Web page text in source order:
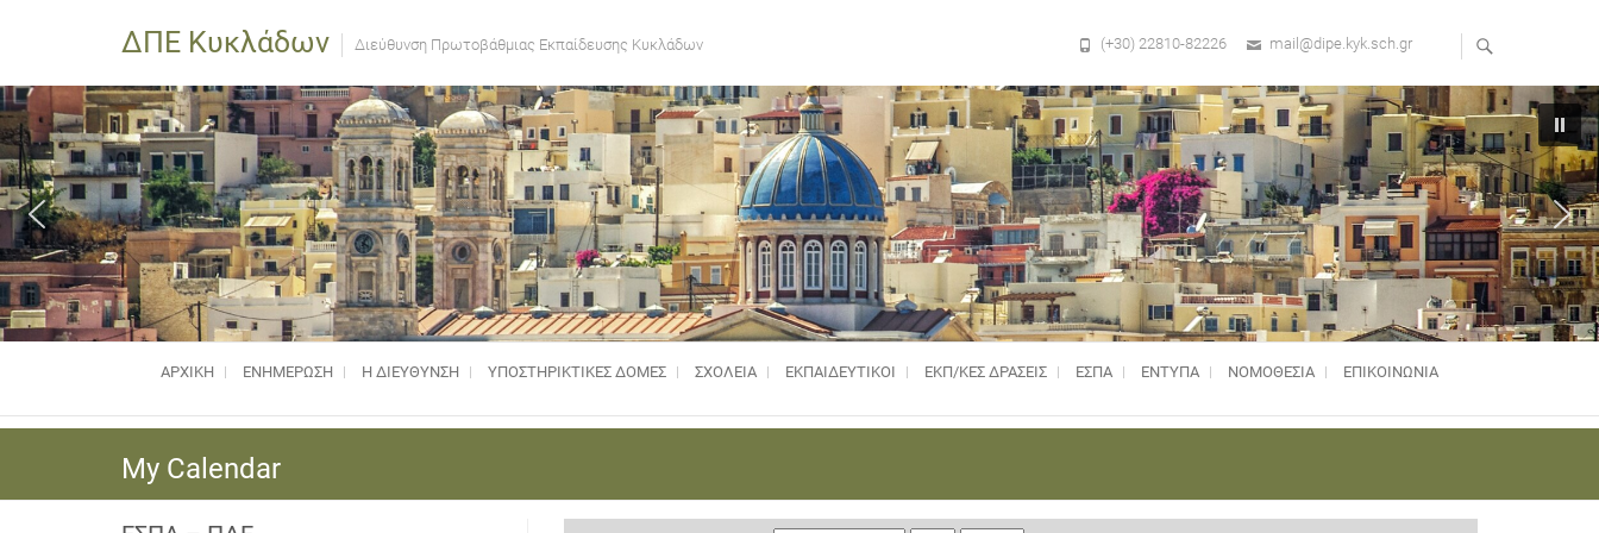
ΔΠΕ Κυκλάδων Διεύθυνση Πρωτοβάθμιας Εκπαίδευσης Κυκλάδων (+30) 22810-82226 mail@dipe.kyk.sch.gr
ΑΡΧΙΚΗ ΕΝΗΜΈΡΩΣΗ Η ΔΙΕΥΘΥΝΣΗ ΥΠΟΣΤΗΡΙΚΤΙΚΈΣ ΔΟΜΈΣ ΣΧΟΛΕΙΑ ΕΚΠΑΙΔΕΥΤΙΚΟΙ ΕΚΠ/ΚΕΣ ΔΡΑΣΕΙΣ ΕΣΠΑ ΕΝΤΥΠΑ ΝΟΜΟΘΕΣΊΑ ΕΠΙΚΟΙΝΩΝΙΑ
My Calendar